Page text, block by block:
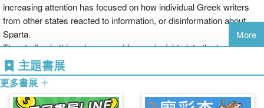
increasing attention has focused on how individual Greek writers
from other states reacted to information, or disinformation about
Sparta.
The studies in this volume provide new insights into the traditional
historians' question, "What actually happened at Sparta?." But the
implications of the work go far beyond Laconia. They concern
preoccupations of some of the most studied of Greek writers, and
help towards an understanding of how Athenians defined the
More
主題書展
更多書展